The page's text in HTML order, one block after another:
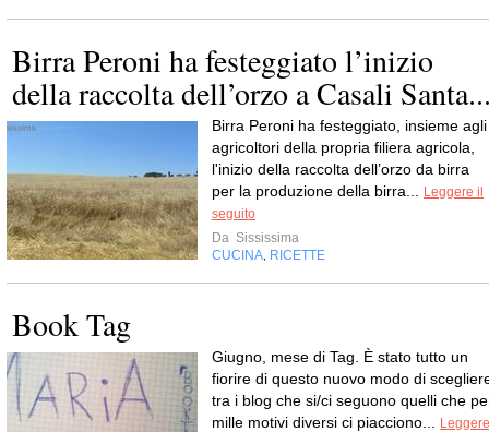
Birra Peroni ha festeggiato l’inizio
della raccolta dell’orzo a Casali
Birra Peroni ha festeggiato, insieme agli
agricoltori della propria filiera agricola,
l'inizio della raccolta dell’orzo da birra
per la produzione della birra...
Leggere il
seguito
Da Sississima
CUCINA RICETTE
Book Tag
Giugno, mese di Tag. È stato tutto un
fiorire di questo nuovo modo di
tra i blog che si/ci seguono quelli che
mille motivi diversi ci piacciono...
Leggere